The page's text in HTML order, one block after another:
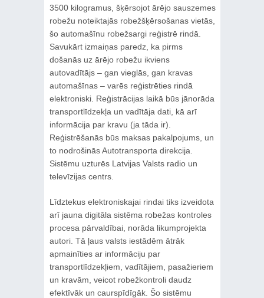
3500 kilogramus, šķērsojot ārējo sauszemes
robežu noteiktajās robežšķērsošanas vietās,
šo automašīnu robežsargi reģistrē rindā.
Savukārt izmaiņas paredz, ka pirms
došanās uz ārējo robežu ikviens
autovadītājs – gan vieglās, gan kravas
automašīnas – varēs reģistrēties rindā
elektroniski. Reģistrācijas laikā būs jānorāda
transportlīdzekļa un vadītāja dati, kā arī
informācija par kravu (ja tāda ir).
Reģistrēšanās būs maksas pakalpojums, un
to nodrošinās Autotransporta direkcija.
Sistēmu uzturēs Latvijas Valsts radio un
televīzijas centrs.
Līdztekus elektroniskajai rindai tiks izveidota
arī jauna digitāla sistēma robežas kontroles
procesa pārvaldībai, norāda likumprojekta
autori. Tā ļaus valsts iestādēm ātrāk
apmainīties ar informāciju par
transportlīdzekļiem, vadītājiem, pasažieriem
un kravām, veicot robežkontroli daudz
efektīvāk un caurspīdīgāk. Šo sistēmu